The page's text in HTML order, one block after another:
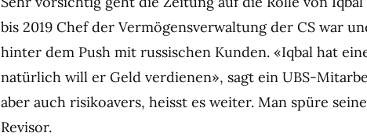
bis 2019 Chef der Vermögensverwaltung der CS war
hinter dem Push mit russischen Kunden. «Iqbal hat
natürlich will er Geld verdienen», sagt ein UBS-
aber auch risikoavers, heisst es weiter. Man spüre
Revisor.